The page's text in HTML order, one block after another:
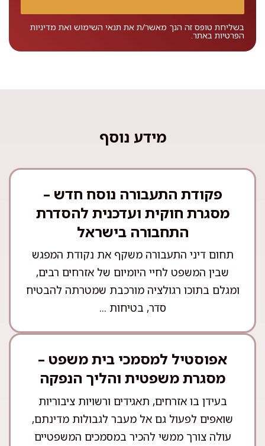
בשליחת טופס זה הנך מאשר/ת את תנאי השימוש ואת מדיניות
הפרטיות באתר.
מידע נוסף
פקודת התעבורה נוסח חדש –
מסגרת חוקית ועדכנית להסדרת
התחבורה בישראל
תחום דיני התעבורה משקף את נקודת המפגש
שבין המשפט לחיי היומיום של אזרחים רבים,
ומגלם בתוכו רגולציה מורכבת שמטרתה להבטיח
סדר, בטיחות ...
אפוסטיל למסמכי בית משפט –
מסגרת משפטית והליך הנפקה
בעידן בו אזרחים, תאגידים ורשויות ציבוריות
שואפים לפעול גם אל מעבר לגבולות מדינתם,
עולה צורך ממשי להכיר במסמכים המשפטיים